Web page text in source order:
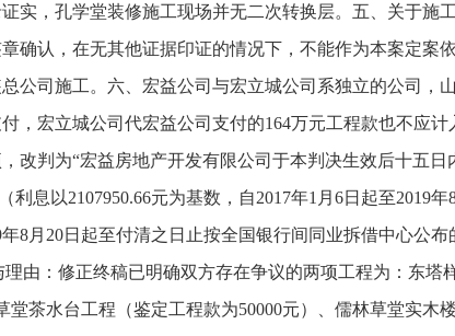
实，孔学堂装修施工现场并无二次转换层。五、关于施
确认，在无其他证据印证的情况下，不能作为本案定案
公司施工。六、宏益公司与宏立城公司系独立的公司，
，宏立城公司代宏益公司支付的164万元工程款也不应计
改判为“宏益房地产开发有限公司于本判决生效后十五日
息以2107950.66元为基数，自2017年1月6日起至2019年
8月20日起至付清之日止按全国银行间同业拆借中心公布
由：修正终稿已明确双方存在争议的两项工程为：东塔
茶水台工程（鉴定工程款为50000元）、儒林草堂实木